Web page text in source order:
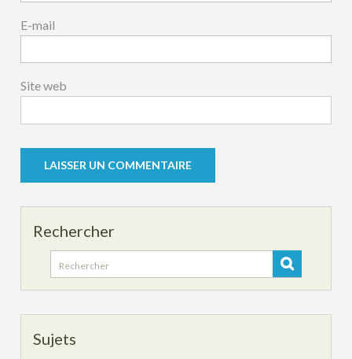
E-mail
Site web
Rechercher
Search
for:
Sujets